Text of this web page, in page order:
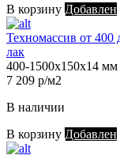
В корзину Добавлен
Техномассив от 400
лак
400-1500х150х14 мм
7 209 р/м2
В наличии
В корзину Добавлен